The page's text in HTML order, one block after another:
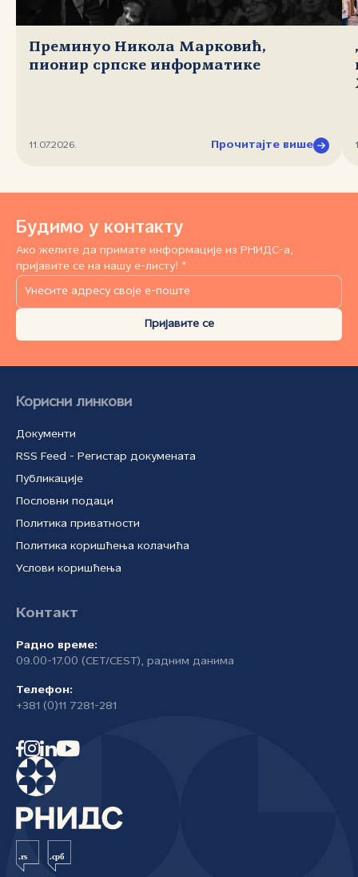
Преминуо Никола Марковић,
пионир српске информатике
11.07.2026. Прочитајте више
Будимо у контакту
Ако желите да примате информације из РНИДС-а,
пријавите се на нашу е-листу! *
Пријавите се
Корисни линкови
Документи
RSS Feed - Регистар докумената
Публикације
Пословни подаци
Политика приватности
Политика коришћења колачића
Услови коришћења
Контакт
Радно време:
09.00-17.00 (CET/CEST), радним данима
Телефон:
+381 (0)11 7281-281